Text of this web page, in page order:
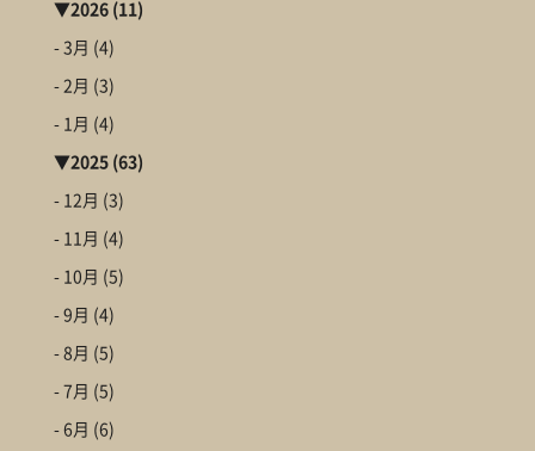
▼2026(11)
- 3月 (4)
- 2月 (3)
- 1月 (4)
▼2025(63)
- 12月 (3)
- 11月 (4)
- 10月 (5)
- 9月 (4)
- 8月 (5)
- 7月 (5)
- 6月 (6)